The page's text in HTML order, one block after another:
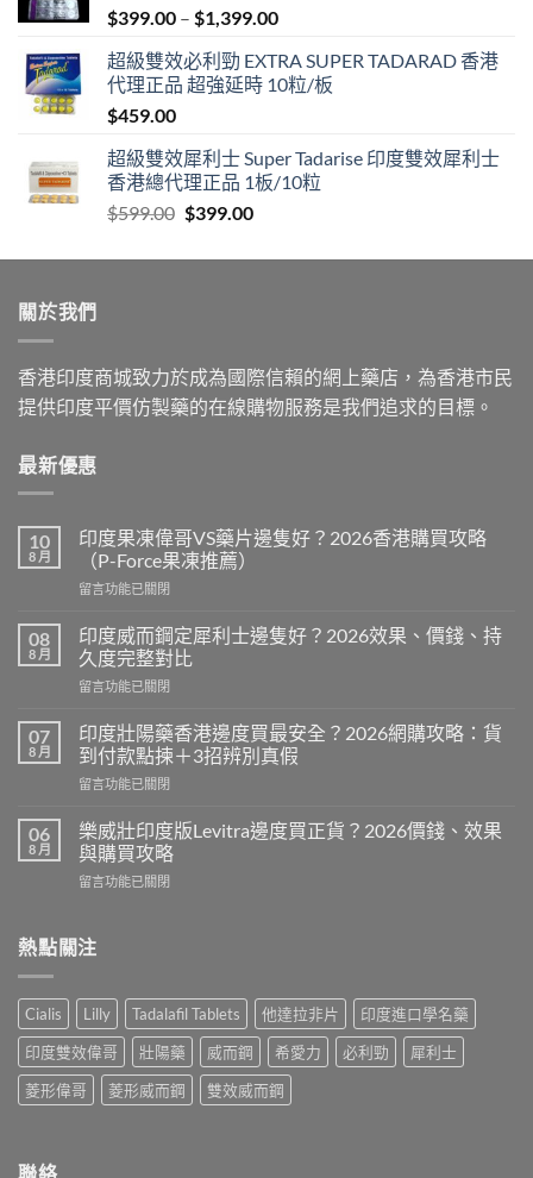
$399.00 – $1,399.00Price
$399.00
through
超級雙效必利勁 EXTRA SUPER TADARAD 香港
代理正品 超強延時 10粒/板
$459.00
超級雙效犀利士 Super Tadarise 印度雙效犀利士
香港總代理正品 1板/10粒
$599.00 Original
was:
$399.00Current
is:
關於我們
香港印度商城致力於成為國際信賴的網上藥店，為香港市民
提供印度平價仿製藥的在線購物服務是我們追求的目標。
最新優惠
10
8 月
印度果凍偉哥VS藥片邊隻好？2026香港購買攻略
（P-Force果凍推薦）
在
度
果
凍
偉
VS
藥
邊
好？
2026
港
攻
Force
果
凍
推
薦）〉
留言功能已關閉
08
8 月
印度威而鋼定犀利士邊隻好？2026效果、價錢、持
久度完整對比
在
度
威
而
鋼
犀
利
士
邊
2026
價
錢、
持
久
度
完
留言功能已關閉
07
8 月
印度壯陽藥香港邊度買最安全？2026網購攻略：貨
到付款點揀＋3招辨別真假
在
度
壯
陽
藥
邊
最
安
全？
2026
網
購
留言功能已關閉
06
8 月
樂威壯印度版Levitra邊度買正貨？2026價錢、效果
與購買攻略
在
壯
印
版
Levitra
邊
度
買
正
留言功能已關閉
熱點關注
Cialis Lilly Tadalafil Tablets 他達拉非片
印度進口學名藥
印度雙效偉哥
壯陽藥 威而鋼 希愛力 必利勁
犀利士
菱形偉哥
菱形威而鋼 雙效威而鋼
聯絡